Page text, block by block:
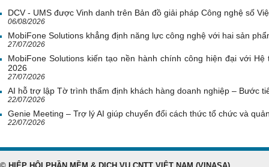
DCV - UMS được Vinh danh trên Bản đồ giải pháp Công nghệ số
06/08/2026
MobiFone Solutions khẳng định năng lực công nghệ với hai sản
27/07/2026
MobiFone Solutions kiến tạo nền hành chính công hiện đại với
2026
27/07/2026
AI hỗ trợ lập Tờ trình thẩm định khách hàng doanh nghiệp – Bước
22/07/2026
Genie Meeting – Trợ lý AI giúp chuyển đổi cách thức tổ chức và
22/07/2026